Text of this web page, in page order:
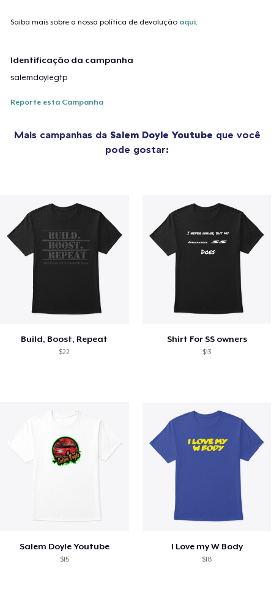
Saiba mais sobre a nossa política de devolução aqui.
Identificação da campanha
salemdoylegtp
Reporte esta Campanha
Mais campanhas da Salem Doyle Youtube que você
pode gostar:
Build, Boost, Repeat
$22
Shirt For SS owners
$13
Salem Doyle Youtube
$15
I Love my W Body
$18